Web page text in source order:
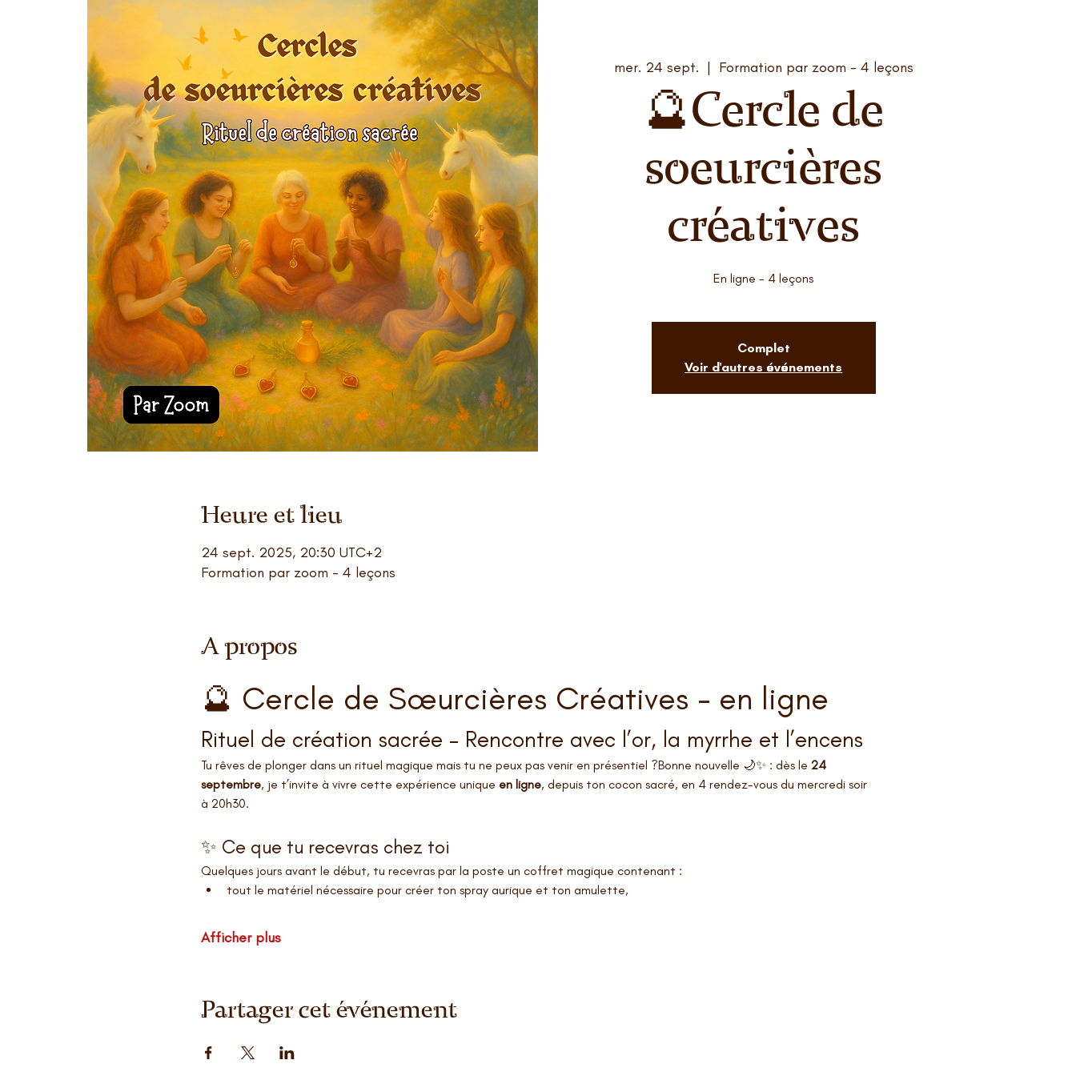
mer. 24 sept.
  |
Formation par zoom - 4 leçons
🔮Cercle de
soeurcières
créatives
En ligne - 4 leçons
Complet
Voir d'autres événements
Heure et lieu
24 sept. 2025, 20:30 UTC+2
Formation par zoom - 4 leçons
A propos
🔮 Cercle de Sœurcières Créatives - en ligne
Rituel de création sacrée – Rencontre avec l’or, la myrrhe et l’encens
Tu rêves de plonger dans un rituel magique mais tu ne peux pas venir en présentiel ?Bonne nouvelle 🌙✨ : dès le 24
septembre, je t’invite à vivre cette expérience unique en ligne, depuis ton cocon sacré, en 4 rendez-vous du mercredi soir
à 20h30.
✨ Ce que tu recevras chez toi
Quelques jours avant le début, tu recevras par la poste un coffret magique contenant :
tout le matériel nécessaire pour créer ton spray aurique et ton amulette,
Afficher plus
Partager cet événement